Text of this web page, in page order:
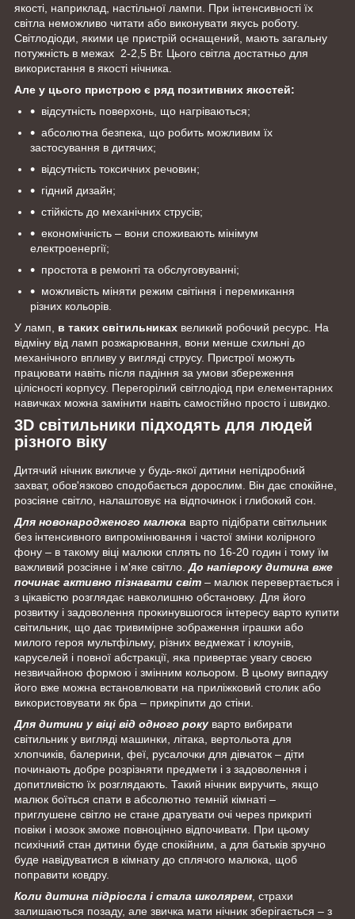
якості, наприклад, настільної лампи. При інтенсивності їх
світла неможливо читати або виконувати якусь роботу.
Світлодіоди, якими це пристрій оснащений, мають загальну
потужність в межах 2-2,5 Вт. Цього світла достатньо для
використання в якості нічника.
Але у цього пристрою є ряд позитивних якостей:
відсутність поверхонь, що нагріваються;
абсолютна безпека, що робить можливим їх
застосування в дитячих;
відсутність токсичних речовин;
гідний дизайн;
стійкість до механічних струсів;
економічність – вони споживають мінімум
електроенергії;
простота в ремонті та обслуговуванні;
можливість міняти режим світіння і перемикання
різних кольорів.
У ламп, в таких світильниках великий робочий ресурс. На
відміну від ламп розжарювання, вони менше схильні до
механічного впливу у вигляді струсу. Пристрої можуть
працювати навіть після падіння за умови збереження
цілісності корпусу. Перегорілий світлодіод при елементарних
навичках можна замінити навіть самостійно просто і швидко.
3D світильники підходять для людей
різного віку
Дитячий нічник викличе у будь-якої дитини непідробний
захват, обов'язково сподобається дорослим. Він дає спокійне,
розсіяне світло, налаштовує на відпочинок і глибокий сон.
Для новонародженого малюка варто підібрати світильник
без інтенсивного випромінювання і частої зміни колірного
фону – в такому віці малюки сплять по 16-20 годин і тому їм
важливий розсіяне і м'яке світло.До напівроку дитина вже
починає активно пізнавати світ – малюк перевертається і
з цікавістю розглядає навколишню обстановку. Для його
розвитку і задоволення прокинувшогося інтересу варто купити
світильник, що дає тривимірне зображення іграшки або
милого героя мультфільму, різних ведмежат і клоунів,
каруселей і повної абстракції, яка привертає увагу своєю
незвичайною формою і змінним кольором. В цьому випадку
його вже можна встановлювати на приліжковий столик або
використовувати як бра – прикріпити до стіни.
Для дитини у віці від одного року варто вибирати
світильник у вигляді машинки, літака, вертольота для
хлопчиків, балерини, феї, русалочки для дівчаток – діти
починають добре розрізняти предмети і з задоволення і
допитливістю їх розглядають. Такий нічник виручить, якщо
малюк боїться спати в абсолютно темній кімнаті –
приглушене світло не стане дратувати очі через прикриті
повіки і мозок зможе повноцінно відпочивати. При цьому
психічний стан дитини буде спокійним, а для батьків зручно
буде навідуватися в кімнату до сплячого малюка, щоб
поправити ковдру.
Коли дитина підріосла і стала школярем , страхи
залишаються позаду, але звичка мати нічник зберігається – з